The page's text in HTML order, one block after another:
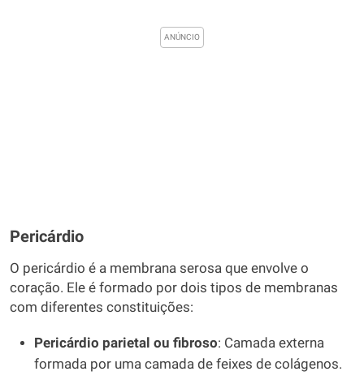
Pericárdio
O pericárdio é a membrana serosa que envolve o
coração. Ele é formado por dois tipos de membranas
com diferentes constituições:
Pericárdio parietal ou fibroso: Camada externa
formada por uma camada de feixes de colágenos.